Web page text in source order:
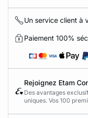
Un service client à
Paiement 100%
Rejoignez Etam
Des avantages
uniques. Vos 100